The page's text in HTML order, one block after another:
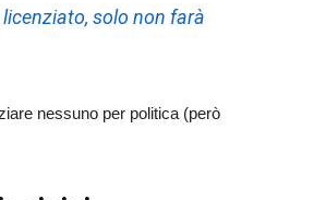
solo non farà
nessuno per politica (però